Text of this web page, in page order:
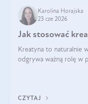
Karolina Horajska
23 cze 2026
Jak stosować
Kreatyna to naturalnie
odgrywa ważną rolę w
CZYTAJ